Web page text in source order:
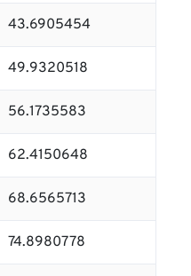
43.6905454
49.9320518
56.1735583
62.4150648
68.6565713
74.8980778